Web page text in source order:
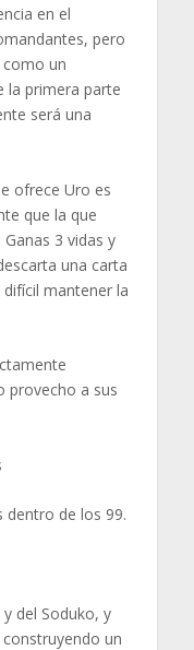
en el
pero
un
la primera parte
será una
ofrece Uro es
que la que
3 vidas y
una carta
mantener la
provecho a sus
dentro de los 99.
del Soduko, y
un